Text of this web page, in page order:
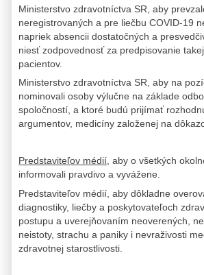
Ministerstvo zdravotníctva SR, aby
neregistrovaných a pre liečbu COVID-19
napriek absencii dostatočných a
niesť zodpovednosť za predpisovanie
pacientov.
Ministerstvo zdravotníctva SR, aby na
nominovali osoby výlučne na základe
spoločností, a ktoré budú prijímať
argumentov, medicíny založenej na
Predstaviteľov médií, aby o všetkých
informovali pravdivo a vyvážene.
Predstaviteľov médií, aby dôkladne
diagnostiky, liečby a poskytovateľoch
postupu a uverejňovaním neoverených,
neistoty, strachu a paniky i nevraživosti
zdravotnej starostlivosti.